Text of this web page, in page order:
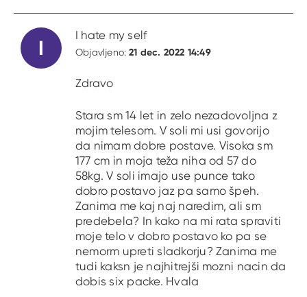
I
I hate my self
Objavljeno:21 dec. 2022 14:49
Zdravo
Stara sm 14 let in zelo nezadovoljna z
mojim telesom. V soli mi usi govorijo
da nimam dobre postave. Visoka sm
177 cm in moja teža niha od 57 do
58kg. V soli imajo use punce tako
dobro postavo jaz pa samo špeh.
Zanima me kaj naj naredim, ali sm
predebela? In kako na mi rata spraviti
moje telo v dobro postavo ko pa se
nemorm upreti sladkorju? Zanima me
tudi kaksn je najhitrejši mozni nacin da
dobis six packe. Hvala